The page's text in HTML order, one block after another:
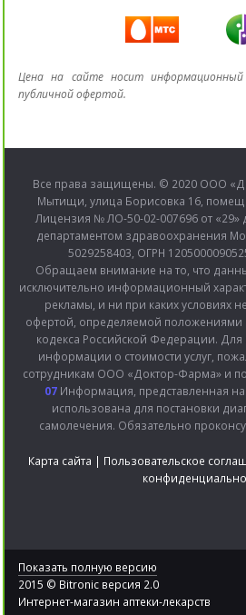
Цена на сайте носит
публичной офертой.
Все права защищены. © 2020 ООО
Мытищи, улица Борисовка 16,
Лицензия № ЛО-50-02-007696 от «29»
департаментом здравоохранения
5029258403, ОГРН
Обращаем внимание на то, что
исключительно информационный
рекламы, и ни при каких условиях
офертой, определяемой положениями
кодекса Российской Федерации.
информации о стоимости услуг,
сотрудникам ООО «Доктор-Фарма» и
07Информация, представленная на
использована для постановки
самолечения. Обязательно
Карта сайта | Пользовательское
Показать полную версию
2015 © Bitronic версия 2.0
Интернет-магазин аптеки-лекарств